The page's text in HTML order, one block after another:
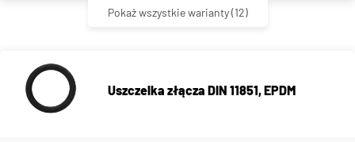
Pokaż wszystkie warianty(12)
Uszczelka złącza DIN 11851, EPDM